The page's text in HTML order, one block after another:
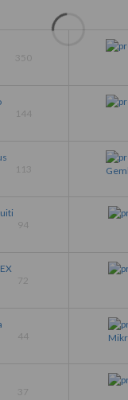
350
144
113
94
72
44
37